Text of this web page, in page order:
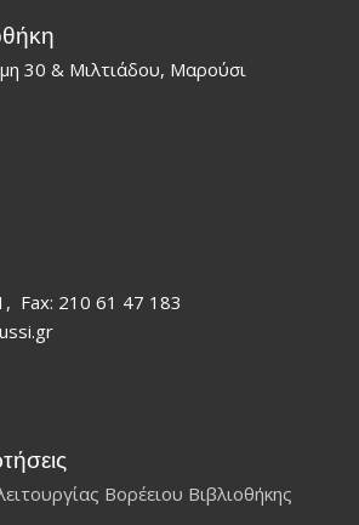
30 & Μιλτιάδου, Μαρούσι
Fax: 210 61 47 183
Βορέειου Βιβλιοθήκης